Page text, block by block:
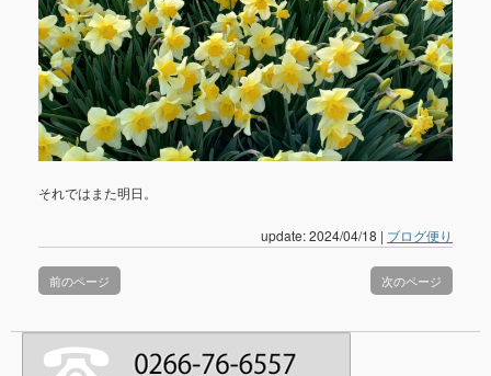
それではまた明日。
update: 2024/04/18 | ブログ便り
前のページ 次のページ